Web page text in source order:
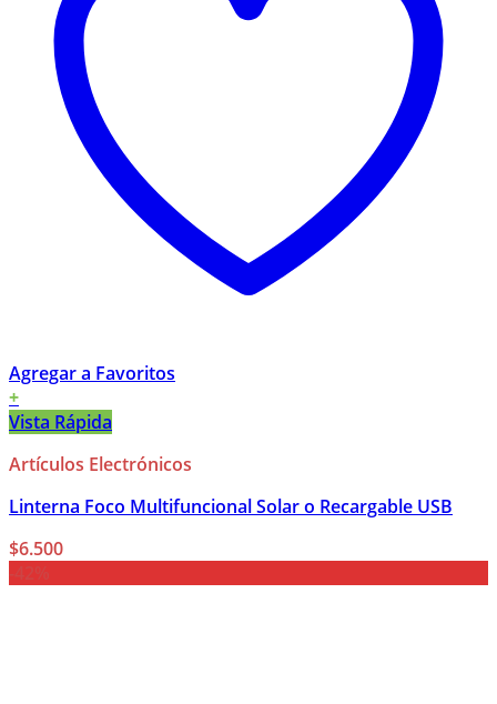
Agregar a Favoritos
+
Vista Rápida
Artículos Electrónicos
Linterna Foco Multifuncional Solar o Recargable USB
$6.500